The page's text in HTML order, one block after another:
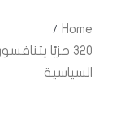
Home
320 حزبًا
السياسية